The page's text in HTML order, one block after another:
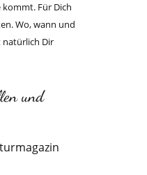
Für Dich
Wo, wann und
natürlich Dir
und